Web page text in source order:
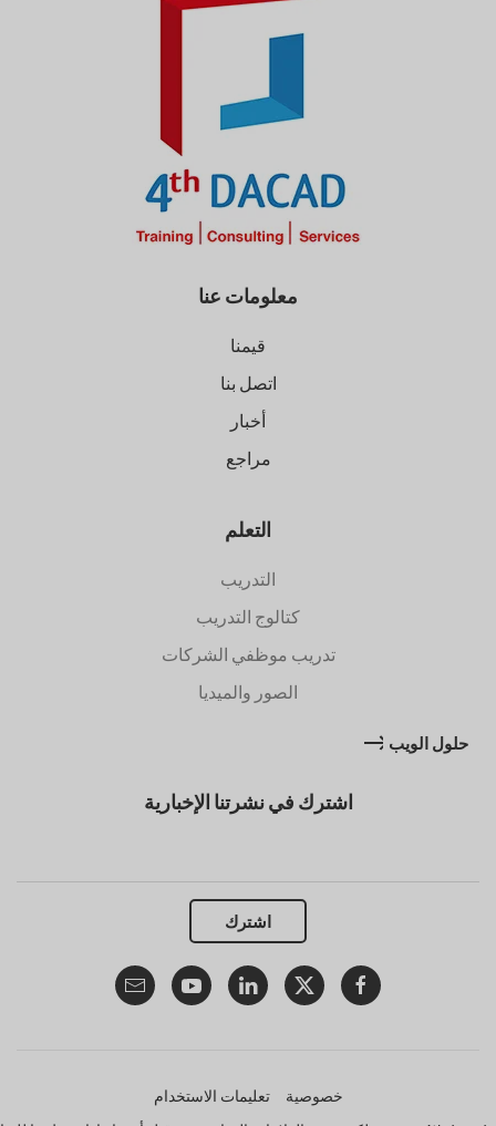
معلومات عنا
قيمنا
اتصل بنا
أخبار
مراجع
التعلم
التدريب
كتالوج التدريب
تدريب موظفي الشركات
الصور والميديا
حلول الويب
اشترك في نشرتنا الإخبارية
اشترك
خصوصية تعليمات الاستخدام